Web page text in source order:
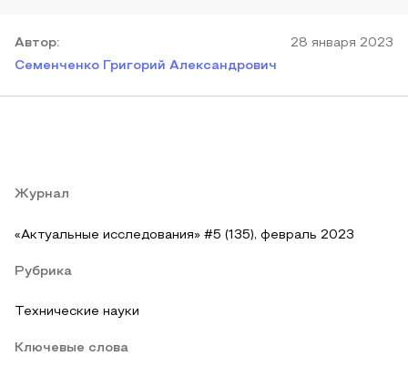
Автор:
Семенченко Григорий Александрович
28 января 2023
Журнал
«Актуальные исследования» #5 (135), февраль 2023
Рубрика
Технические науки
Ключевые слова